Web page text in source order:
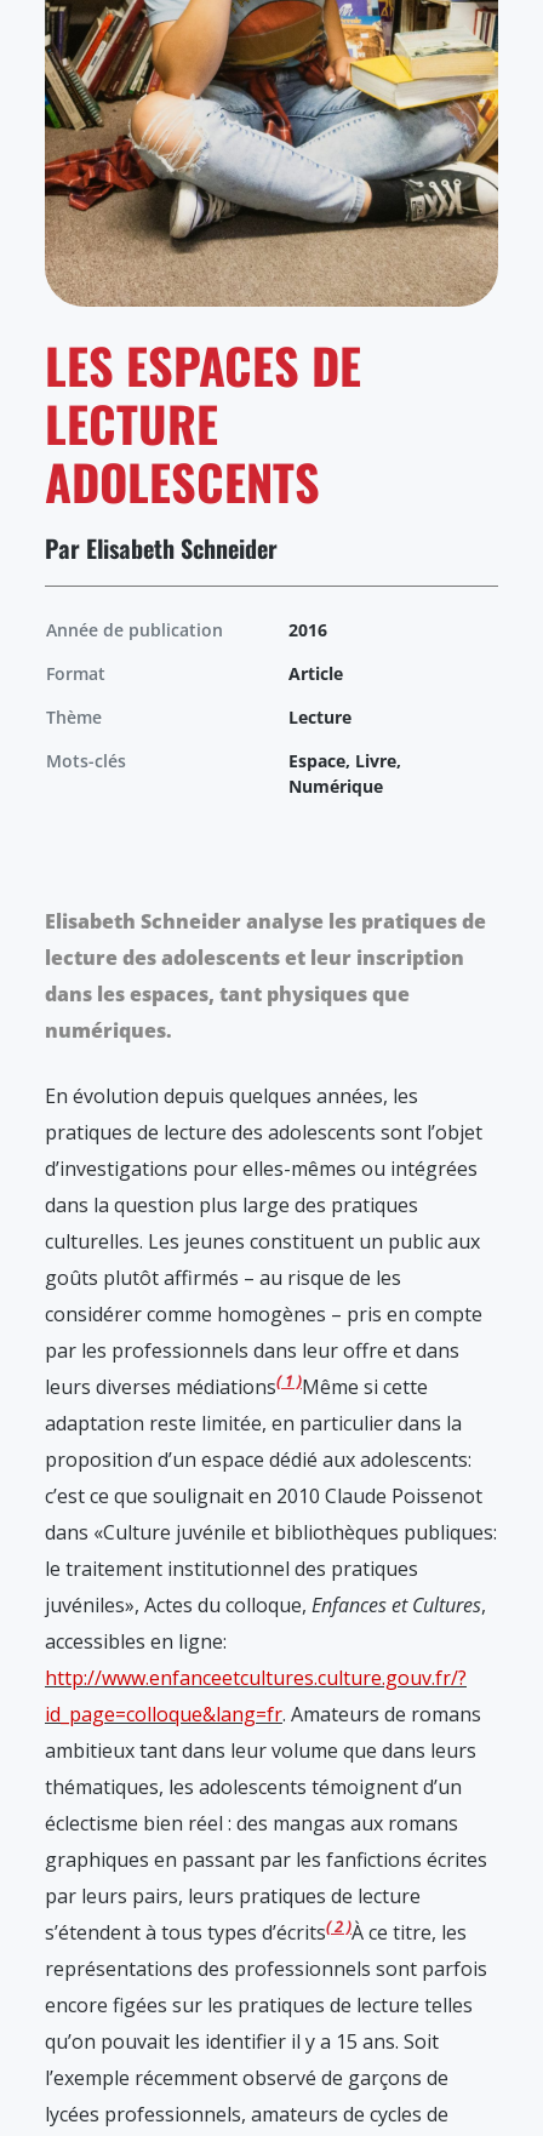
LES ESPACES DE
LECTURE
ADOLESCENTS
Par Elisabeth Schneider
Année de publication
2016
Format
Article
Thème
Lecture
Mots-clés
Espace, Livre,
Numérique
Elisabeth Schneider analyse les pratiques de
lecture des adolescents et leur inscription
dans les espaces, tant physiques que
numériques.
En évolution depuis quelques années, les
pratiques de lecture des adolescents sont l’objet
d’investigations pour elles-mêmes ou intégrées
dans la question plus large des pratiques
culturelles. Les jeunes constituent un public aux
goûts plutôt affirmés – au risque de les
considérer comme homogènes – pris en compte
par les professionnels dans leur offre et dans
leurs diverses médiations 1 Même si cette
adaptation reste limitée, en particulier dans la
proposition d’un espace dédié aux adolescents:
c’est ce que soulignait en 2010 Claude Poissenot
dans «Culture juvénile et bibliothèques publiques:
le traitement institutionnel des pratiques
juvéniles», Actes du colloque, Enfances et Cultures,
accessibles en ligne:
http://www.enfanceetcultures.culture.gouv.fr/?
id_page=colloque&lang=fr. Amateurs de romans
ambitieux tant dans leur volume que dans leurs
thématiques, les adolescents témoignent d’un
éclectisme bien réel : des mangas aux romans
graphiques en passant par les fanfictions écrites
par leurs pairs, leurs pratiques de lecture
s’étendent à tous types d’écrits 2 À ce titre, les
représentations des professionnels sont parfois
encore figées sur les pratiques de lecture telles
qu’on pouvait les identifier il y a 15 ans. Soit
l’exemple récemment observé de garçons de
lycées professionnels, amateurs de cycles de